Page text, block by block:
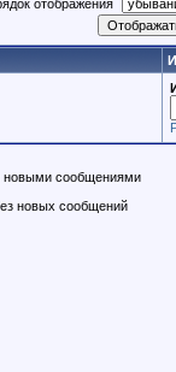
отображения
новыми сообщениями
новых сообщений